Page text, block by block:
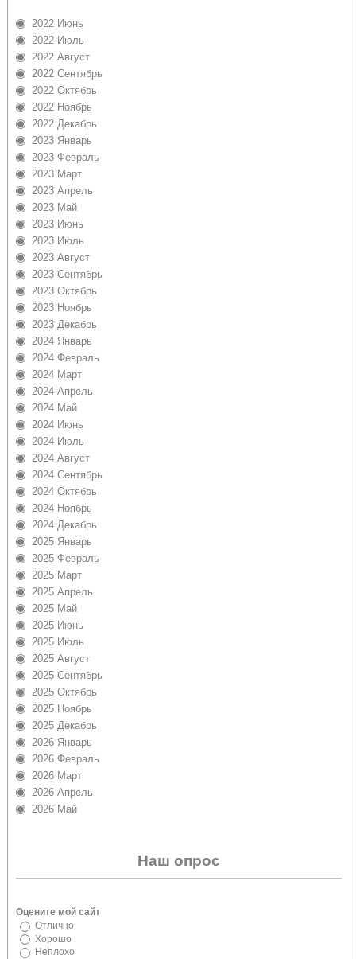
2022 Июнь
2022 Июль
2022 Август
2022 Сентябрь
2022 Октябрь
2022 Ноябрь
2022 Декабрь
2023 Январь
2023 Февраль
2023 Март
2023 Апрель
2023 Май
2023 Июнь
2023 Июль
2023 Август
2023 Сентябрь
2023 Октябрь
2023 Ноябрь
2023 Декабрь
2024 Январь
2024 Февраль
2024 Март
2024 Апрель
2024 Май
2024 Июнь
2024 Июль
2024 Август
2024 Сентябрь
2024 Октябрь
2024 Ноябрь
2024 Декабрь
2025 Январь
2025 Февраль
2025 Март
2025 Апрель
2025 Май
2025 Июнь
2025 Июль
2025 Август
2025 Сентябрь
2025 Октябрь
2025 Ноябрь
2025 Декабрь
2026 Январь
2026 Февраль
2026 Март
2026 Апрель
2026 Май
Наш опрос
Оцените мой сайт
Отлично
Хорошо
Неплохо